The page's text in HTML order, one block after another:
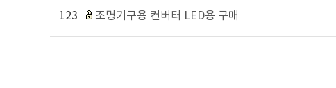
123 조명기구용 컨버터 LED용 구매